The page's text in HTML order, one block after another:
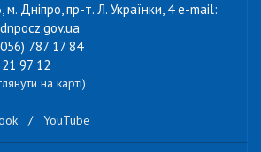
м. Дніпро, пр-т. Л. Українки, 4 e-mail:
787 17 84
97 12
на карті)
/ YouTube